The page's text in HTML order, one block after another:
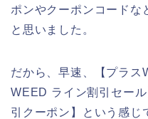
ポンやクーポンコードな
と思いました。
だから、早速、【プラス
WEED ライン割引セー
引クーポン】という感じ